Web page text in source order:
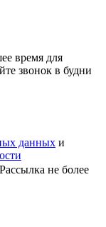
время для
звонок в будни
данных и
не более